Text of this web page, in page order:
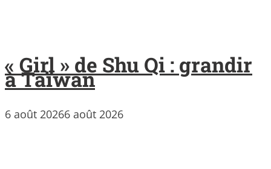
« Girl » de Shu Qi : grandir
à Taïwan
6 août 20266 août 2026